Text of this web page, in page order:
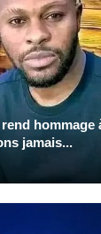
hommage
jamais...